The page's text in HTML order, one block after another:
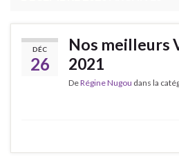
DÉC
26
Nos meilleurs
2021
DeRégine Nugou dans la